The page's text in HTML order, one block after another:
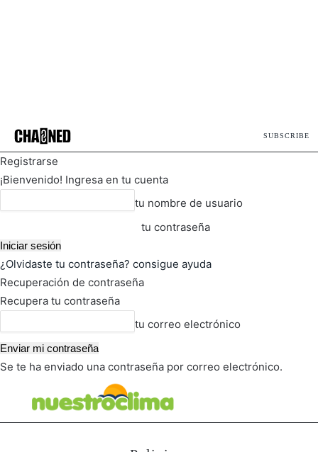
SUBSCRIBE
Registrarse
¡Bienvenido! Ingresa en tu cuenta
tu nombre de usuario
tu contraseña
¿Olvidaste tu contraseña? consigue ayuda
Recuperación de contraseña
Recupera tu contraseña
tu correo electrónico
Se te ha enviado una contraseña por correo electrónico.